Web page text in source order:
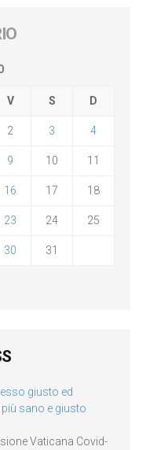
V S D
2 3 4
9 10 11
16 17 18
23 24 25
30 31
giusto ed
sano e giusto
Vaticana Covid-